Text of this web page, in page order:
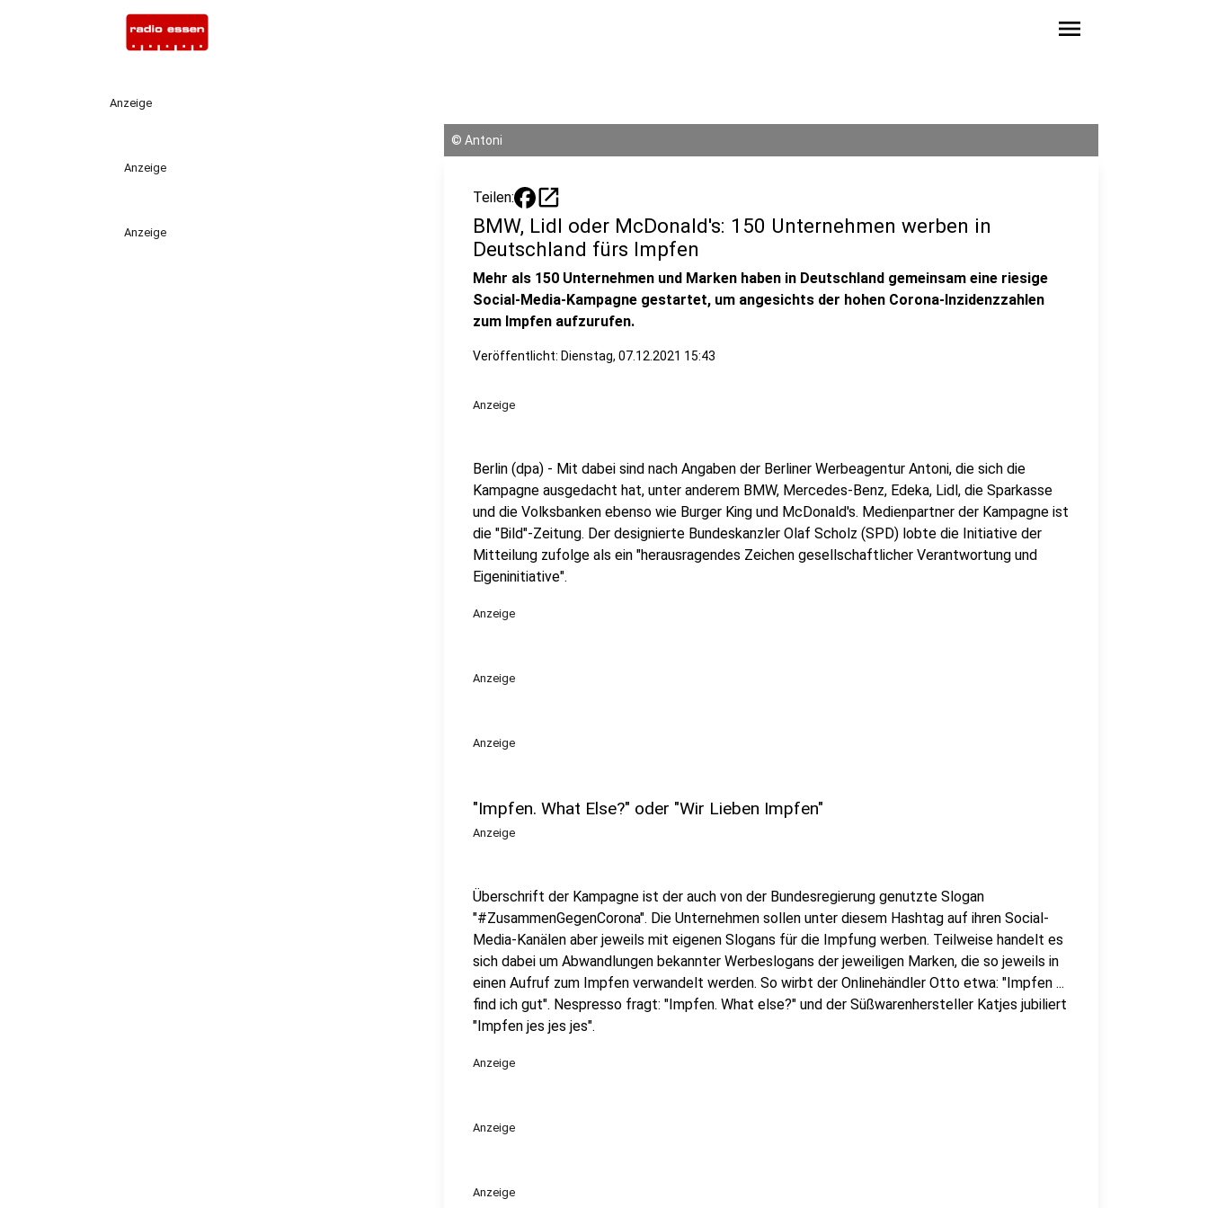
menu
Anzeige
Anzeige
Anzeige
© Antoni
Teilen: open_in_new
BMW, Lidl oder McDonald's: 150 Unternehmen werben in
Deutschland fürs Impfen
Mehr als 150 Unternehmen und Marken haben in Deutschland gemeinsam eine riesige
Social-Media-Kampagne gestartet, um angesichts der hohen Corona-Inzidenzzahlen
zum Impfen aufzurufen.
Veröffentlicht: Dienstag, 07.12.2021 15:43
Anzeige
Berlin (dpa) - Mit dabei sind nach Angaben der Berliner Werbeagentur Antoni, die sich die
Kampagne ausgedacht hat, unter anderem BMW, Mercedes-Benz, Edeka, Lidl, die Sparkasse
und die Volksbanken ebenso wie Burger King und McDonald's. Medienpartner der Kampagne ist
die "Bild"-Zeitung. Der designierte Bundeskanzler Olaf Scholz (SPD) lobte die Initiative der
Mitteilung zufolge als ein "herausragendes Zeichen gesellschaftlicher Verantwortung und
Eigeninitiative".
Anzeige
Anzeige
Anzeige
"Impfen. What Else?" oder "Wir Lieben Impfen"
Anzeige
Überschrift der Kampagne ist der auch von der Bundesregierung genutzte Slogan
"#ZusammenGegenCorona". Die Unternehmen sollen unter diesem Hashtag auf ihren Social-
Media-Kanälen aber jeweils mit eigenen Slogans für die Impfung werben. Teilweise handelt es
sich dabei um Abwandlungen bekannter Werbeslogans der jeweiligen Marken, die so jeweils in
einen Aufruf zum Impfen verwandelt werden. So wirbt der Onlinehändler Otto etwa: "Impfen ...
find ich gut". Nespresso fragt: "Impfen. What else?" und der Süßwarenhersteller Katjes jubiliert
"Impfen jes jes jes".
Anzeige
Anzeige
Anzeige